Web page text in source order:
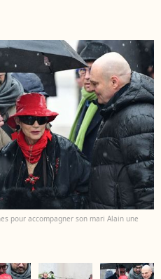
pour accompagner son mari Alain une